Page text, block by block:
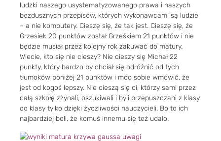
ludzki naszego usystematyzowanego prawa i naszych
bezdusznych przepisów, których wykonawcami są ludzie
– a nie komputery. Cieszę się, że tak jest. Cieszę się, że
Grzesiek 20 punktów został Grześkiem 21 punktów i nie
będzie musiał przez kolejny rok zakuwać do matury.
Wiecie, kto się nie cieszy? Nie cieszy się Michał 22
punkty, który bardzo by chciał się odróżnić od tych
tłumoków poniżej 21 punktów i móc sobie wmówić, że
jest od kogoś lepszy. Nie cieszą się ci, którzy sami przez
całą szkołę zżynali, oszukiwali i byli przepuszczani z klasy
do klasy tylko dzięki życzliwości nauczycieli. Bo to ich
najbardziej boli, że komuś innemu się też udało.